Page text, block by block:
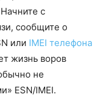
с
сообщите о
или IMEI телефона
жизнь воров
не
ESN/IMEI.